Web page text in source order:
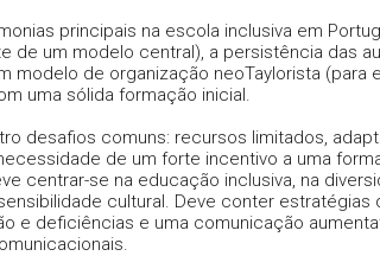
principais na escola inclusiva em
de um modelo central), a persistência das
modelo de organização neoTaylorista (para
uma sólida formação inicial.
desafios comuns: recursos limitados,
de um forte incentivo a uma
centrar-se na educação inclusiva, na
cultural. Deve conter estratégias
e deficiências e uma comunicação